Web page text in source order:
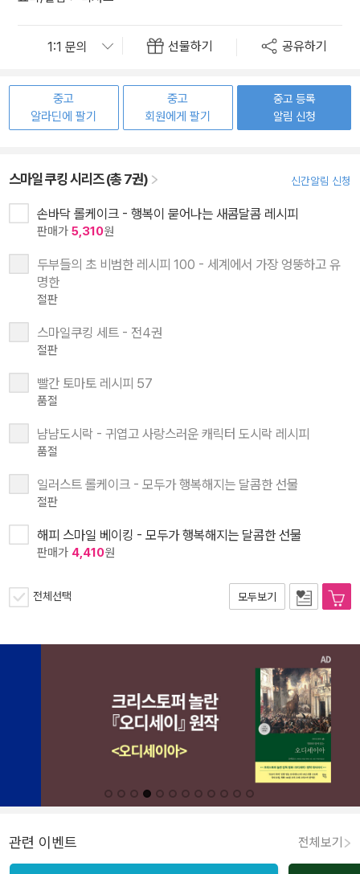
선물하기 공유하기
중고
알라딘에 팔기
중고
회원에게 팔기
중고 등록
알림 신청
스마일 쿠킹 시리즈 (총 7권) 신간알림 신청
손바닥 롤케이크 - 행복이 묻어나는 새콤달콤 레시피
판매가 5,310원
두부들의 초 비범한 레시피 100 - 세계에서 가장 엉뚱하고 유
명한
절판
스마일쿠킹 세트 - 전4권
절판
빨간 토마토 레시피 57
품절
냠냠도시락 - 귀엽고 사랑스러운 캐릭터 도시락 레시피
품절
일러스트 롤케이크 - 모두가 행복해지는 달콤한 선물
절판
해피 스마일 베이킹 - 모두가 행복해지는 달콤한 선물
판매가 4,410원
전체선택 모두보기
관련 이벤트 전체보기